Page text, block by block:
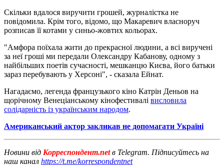
Скільки вдалося виручити грошей, журналістка не
повідомила. Крім того, відомо, що Макаревич власноруч
розписав її котами у синьо-жовтих кольорах.
"Амфора поїхала жити до прекрасної людини, а всі виручені
за неї гроші ми передали Олександру Кабанову, одному з
найбільших поетів сучасності, мешканцю Києва, його батьки
зараз перебувають у Херсоні", - сказала Ейнат.
Нагадаємо, легенда французького кіно Катрін Деньов на
щорічному Венеціанському кінофестивалі висловила
солідарність із українським народом.
Американський актор закликав не допомагати Україні
Новини від Корреспондент.netв Telegram. Підписуйтесь на
наш канал https://t.me/korrespondentnet